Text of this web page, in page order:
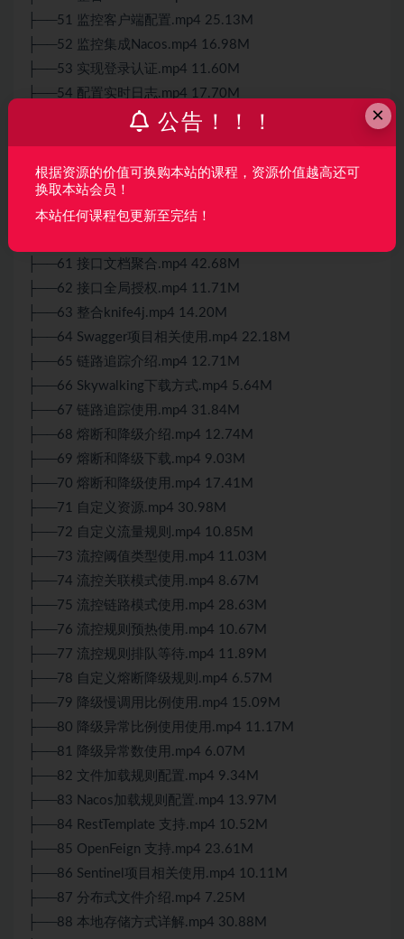
├──51 监控客户端配置.mp4 25.13M
├──52 监控集成Nacos.mp4 16.98M
├──53 实现登录认证.mp4 11.60M
├──54 配置实时日志.mp4 17.70M
├──55 动态日志级别.mp4 19.78M
├──57 Admin项目相关使用.mp4 11.36M
├──58 系统接口介绍.mp4 10.81M
├──59 系统接口使用.mp4 17.81M
├──61 接口文档聚合.mp4 42.68M
├──62 接口全局授权.mp4 11.71M
├──63 整合knife4j.mp4 14.20M
├──64 Swagger项目相关使用.mp4 22.18M
├──65 链路追踪介绍.mp4 12.71M
├──66 Skywalking下载方式.mp4 5.64M
├──67 链路追踪使用.mp4 31.84M
├──68 熔断和降级介绍.mp4 12.74M
├──69 熔断和降级下载.mp4 9.03M
├──70 熔断和降级使用.mp4 17.41M
├──71 自定义资源.mp4 30.98M
├──72 自定义流量规则.mp4 10.85M
├──73 流控阈值类型使用.mp4 11.03M
├──74 流控关联模式使用.mp4 8.67M
├──75 流控链路模式使用.mp4 28.63M
├──76 流控规则预热使用.mp4 10.67M
├──77 流控规则排队等待.mp4 11.89M
├──78 自定义熔断降级规则.mp4 6.57M
├──79 降级慢调用比例使用.mp4 15.09M
├──80 降级异常比例使用使用.mp4 11.17M
├──81 降级异常数使用.mp4 6.07M
├──82 文件加载规则配置.mp4 9.34M
├──83 Nacos加载规则配置.mp4 13.97M
├──84 RestTemplate 支持.mp4 10.52M
├──85 OpenFeign 支持.mp4 23.61M
├──86 Sentinel项目相关使用.mp4 10.11M
├──87 分布式文件介绍.mp4 7.25M
├──88 本地存储方式详解.mp4 30.88M
×
公告！！！
根据资源的价值可换购本站的课程，资源价值越高还可
换取本站会员！
本站任何课程包更新至完结！